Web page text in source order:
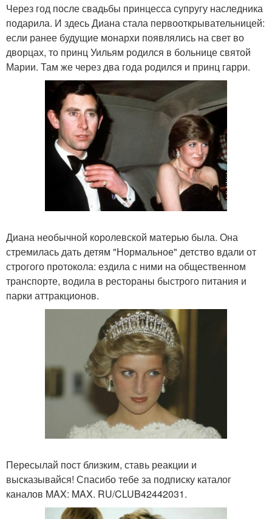
Через год после свадьбы принцесса супругу наследника
подарила. И здесь Диана стала первооткрывательницей:
если ранее будущие монархи появлялись на свет во
дворцах, то принц Уильям родился в больнице святой
Марии. Там же через два года родился и принц гарри.
Диана необычной королевской матерью была. Она
стремилась дать детям "Нормальное" детство вдали от
строгого протокола: ездила с ними на общественном
транспорте, водила в рестораны быстрого питания и
парки аттракционов.
Пересылай пост близким, ставь реакции и
высказывайся! Спасибо тебе за подписку каталог
каналов MAX: MAX. RU/CLUB42442031.